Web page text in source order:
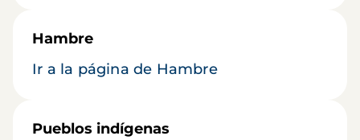
Hambre
Ir a la página de Hambre
Pueblos indígenas